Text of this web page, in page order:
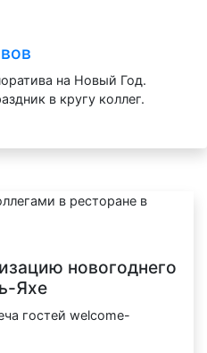
на Новый Год.
в кругу коллег.
новогоднего
Яхе
гостей welcome-